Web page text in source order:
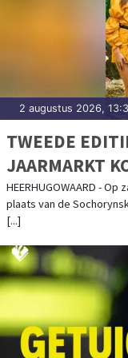
HOORN - Op
binnen van een
1 augustus 2026,